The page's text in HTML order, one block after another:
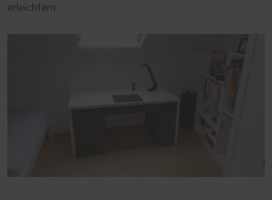
erleichtern.